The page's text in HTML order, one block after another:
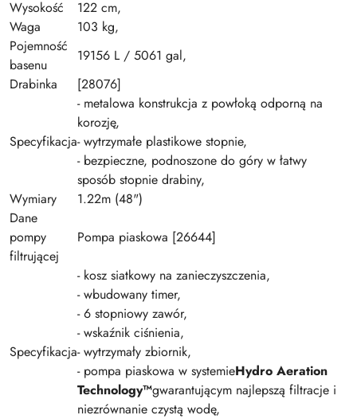
Wysokość
122 cm,
Waga
103 kg,
Pojemność
basenu
19156 L / 5061 gal,
Drabinka
[28076]
Specyfikacja
- metalowa konstrukcja z powłoką odporną na
korozję,
- wytrzymałe plastikowe stopnie,
- bezpieczne, podnoszone do góry w łatwy
sposób stopnie drabiny,
Wymiary
1.22m (48")
Dane
pompy
filtrującej
Pompa piaskowa [26644]
Specyfikacja
- kosz siatkowy na zanieczyszczenia,
- wbudowany timer,
- 6 stopniowy zawór,
- wskaźnik ciśnienia,
- wytrzymały zbiornik,
- pompa piaskowa w systemieHydro Aeration
Technology™gwarantującym najlepszą filtracje i
niezrównanie czystą wodę,